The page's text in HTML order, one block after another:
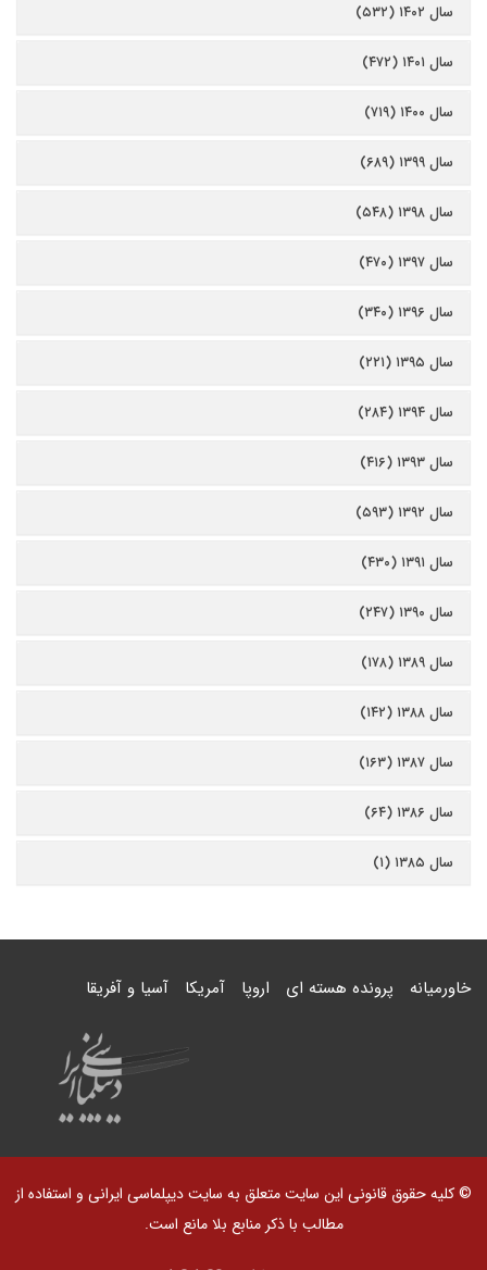
سال ۱۴۰۲ (۵۳۲)
سال ۱۴۰۱ (۴۷۲)
سال ۱۴۰۰ (۷۱۹)
سال ۱۳۹۹ (۶۸۹)
سال ۱۳۹۸ (۵۴۸)
سال ۱۳۹۷ (۴۷۰)
سال ۱۳۹۶ (۳۴۰)
سال ۱۳۹۵ (۲۲۱)
سال ۱۳۹۴ (۲۸۴)
سال ۱۳۹۳ (۴۱۶)
سال ۱۳۹۲ (۵۹۳)
سال ۱۳۹۱ (۴۳۰)
سال ۱۳۹۰ (۲۴۷)
سال ۱۳۸۹ (۱۷۸)
سال ۱۳۸۸ (۱۴۲)
سال ۱۳۸۷ (۱۶۳)
سال ۱۳۸۶ (۶۴)
سال ۱۳۸۵ (۱)
خاورمیانه پرونده هسته ای اروپا آمریکا آسیا و آفریقا
© کلیه حقوق قانونی این سایت متعلق به سایت دیپلماسی ایرانی و استفاده از
مطالب با ذکر منابع بلا مانع است.